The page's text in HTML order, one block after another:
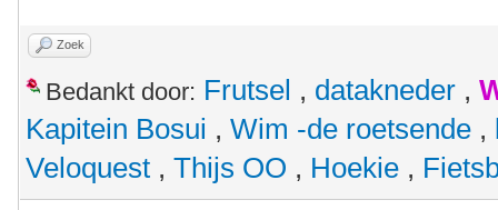
Zoek
Bedankt door: Frutsel , datakneder ,
Kapitein Bosui , Wim -de roetsende ,
Veloquest , Thijs OO , Hoekie ,